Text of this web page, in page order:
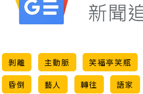
剝離 主動脈 笑福亭笑瓶
昏倒
藝人 轉往 語家